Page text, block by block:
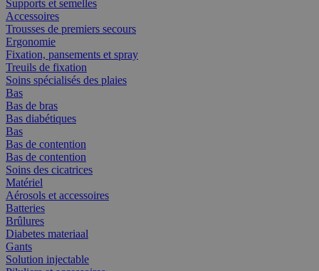
Supports et semelles
Accessoires
Trousses de premiers secours
Ergonomie
Fixation, pansements et spray
Treuils de fixation
Soins spécialisés des plaies
Bas
Bas de bras
Bas diabétiques
Bas
Bas de contention
Bas de contention
Soins des cicatrices
Matériel
Aérosols et accessoires
Batteries
Brûlures
Diabetes materiaal
Gants
Solution injectable